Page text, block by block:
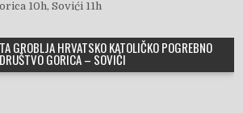
10h, Sovići 11h
GROBLJA HRVATSKO KATOLIČKO POGREBNO
DRUŠTVO GORICA – SOVIĆI